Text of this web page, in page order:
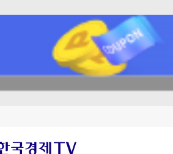
스페인도 이탈리아 국경 검문 돌입…세우타발 갈
美 '셧다운 방지' 임시예산안 상원 통과…'유권자